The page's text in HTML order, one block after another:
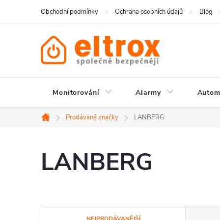
Obchodní podmínky Ochrana osobních údajů Blog
Monitorování Alarmy
Domů
Prodávané značky LANBERG
LANBERG